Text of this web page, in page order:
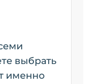
выбрать
именно